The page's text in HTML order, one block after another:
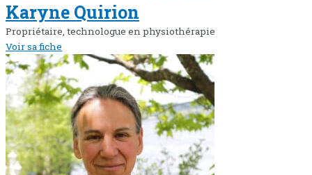
Karyne Quirion
Propriétaire, technologue en physiothérapie
Voir sa fiche